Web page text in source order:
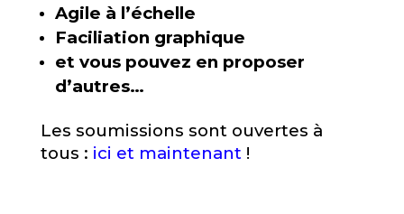
Agile à l’échelle
Faciliation graphique
et vous pouvez en proposer
d’autres…
Les soumissions sont ouvertes à
tous : ici et maintenant !